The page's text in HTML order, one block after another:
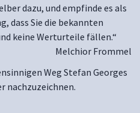
dazu, und empfinde es als
dass Sie die bekannten
keine Werturteile fällen.“
Melchior Frommel
Weg Stefan Georges
nachzuzeichnen.